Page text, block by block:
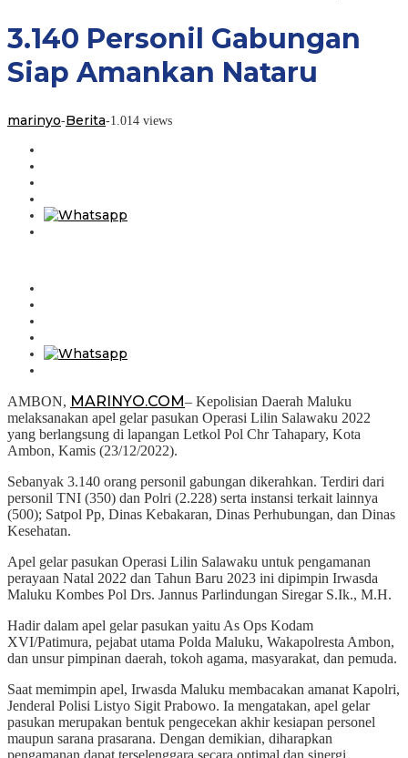
3.140 Personil Gabungan
Siap Amankan Nataru
marinyo-Berita-1.014 views
AMBON, MARINYO.COM– Kepolisian Daerah Maluku
melaksanakan apel gelar pasukan Operasi Lilin Salawaku 2022
yang berlangsung di lapangan Letkol Pol Chr Tahapary, Kota
Ambon, Kamis (23/12/2022).
Sebanyak 3.140 orang personil gabungan dikerahkan. Terdiri dari
personil TNI (350) dan Polri (2.228) serta instansi terkait lainnya
(500); Satpol Pp, Dinas Kebakaran, Dinas Perhubungan, dan Dinas
Kesehatan.
Apel gelar pasukan Operasi Lilin Salawaku untuk pengamanan
perayaan Natal 2022 dan Tahun Baru 2023 ini dipimpin Irwasda
Maluku Kombes Pol Drs. Jannus Parlindungan Siregar S.Ik., M.H.
Hadir dalam apel gelar pasukan yaitu As Ops Kodam
XVI/Patimura, pejabat utama Polda Maluku, Wakapolresta Ambon,
dan unsur pimpinan daerah, tokoh agama, masyarakat, dan pemuda.
Saat memimpin apel, Irwasda Maluku membacakan amanat Kapolri,
Jenderal Polisi Listyo Sigit Prabowo. Ia mengatakan, apel gelar
pasukan merupakan bentuk pengecekan akhir kesiapan personel
maupun sarana prasarana. Dengan demikian, diharapkan
pengamanan dapat terselenggara secara optimal dan sinergi,